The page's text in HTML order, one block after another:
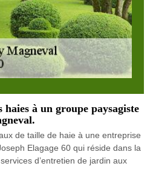
à un groupe paysagiste
de taille de haie à une entreprise
Elagage 60 qui réside dans la
d’entretien de jardin aux